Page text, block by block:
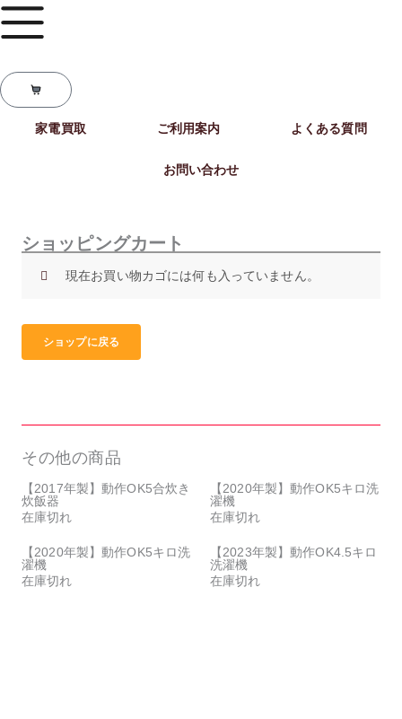
内
容
ス
キ
C
a
r
家電買取 ご利用案内 よくある質問
お問い合わせ
ショッピングカート
現在お買い物カゴには何も入っていません。
ショップに戻る
その他の商品
【2017年製】動作OK5合炊き
炊飯器
在庫切れ
【2020年製】動作OK5キロ洗
濯機
在庫切れ
【2020年製】動作OK5キロ洗
濯機
在庫切れ
【2023年製】動作OK4.5キロ
洗濯機
在庫切れ